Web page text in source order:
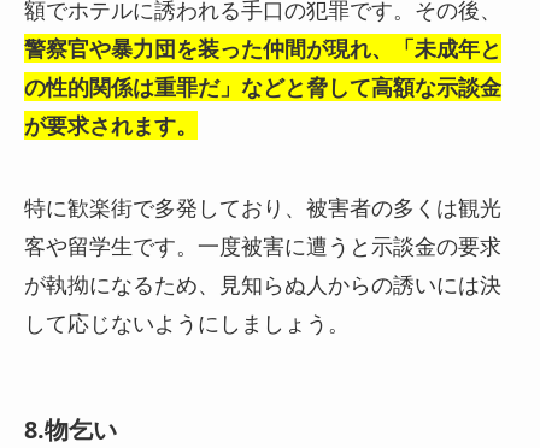
額でホテルに誘われる手口の犯罪です。その後、
警察官や暴力団を装った仲間が現れ、「未成年と
の性的関係は重罪だ」などと脅して高額な示談金
が要求されます。
特に歓楽街で多発しており、被害者の多くは観光
客や留学生です。一度被害に遭うと示談金の要求
が執拗になるため、見知らぬ人からの誘いには決
して応じないようにしましょう。
8.物乞い